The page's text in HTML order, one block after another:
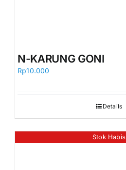
N-KARUNG GONI
Rp10.000
Details
Stok Habis